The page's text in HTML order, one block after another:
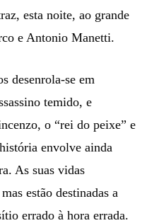
esta noite, ao grande
e Antonio Manetti.
desenrola-se em
temido, e
o “rei do peixe” e
envolve ainda
As suas vidas
estão destinadas a
errado à hora errada.